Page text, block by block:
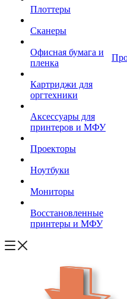
Плоттеры
Сканеры
Офисная бумага и
пленка
Картриджи для
оргтехники
Аксессуары для
принтеров и МФУ
Проекторы
Ноутбуки
Мониторы
Восстановленные
принтеры и МФУ